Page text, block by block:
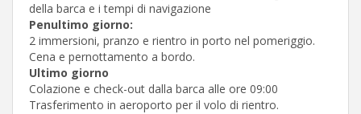
della barca e i tempi di navigazione
Penultimo giorno:
2 immersioni, pranzo e rientro in porto nel pomeriggio.
Cena e pernottamento a bordo.
Ultimo giorno
Colazione e check-out dalla barca alle ore 09:00
Trasferimento in aeroporto per il volo di rientro.